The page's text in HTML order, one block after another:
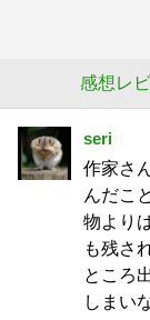
感想レ
seri
作家さ
んだこ
物より
も残さ
ところ
しまい